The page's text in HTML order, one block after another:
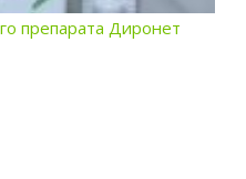
препарата Диронет